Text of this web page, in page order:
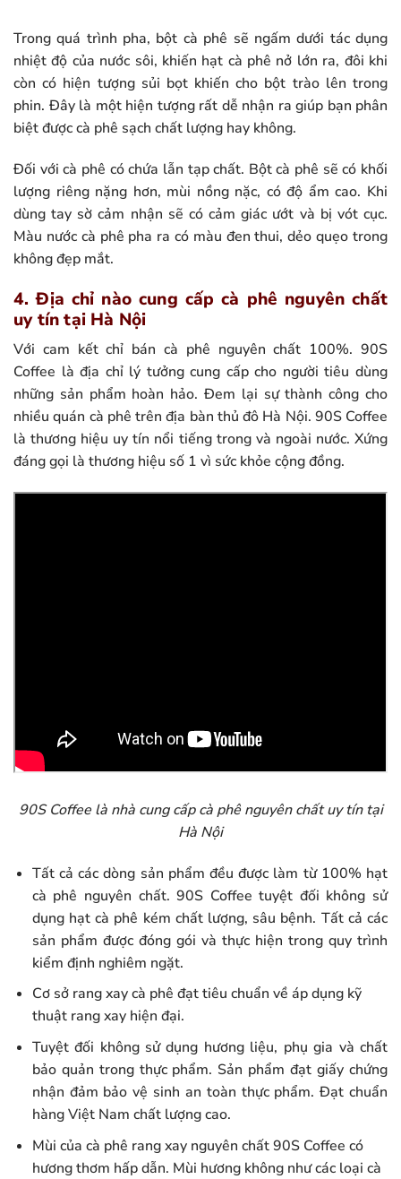
Trong quá trình pha, bột cà phê sẽ ngấm dưới tác dụng
nhiệt độ của nước sôi, khiến hạt cà phê nở lớn ra, đôi khi
còn có hiện tượng sủi bọt khiến cho bột trào lên trong
phin. Đây là một hiện tượng rất dễ nhận ra giúp bạn phân
biệt được cà phê sạch chất lượng hay không.
Đối với cà phê có chứa lẫn tạp chất. Bột cà phê sẽ có khối
lượng riêng nặng hơn, mùi nồng nặc, có độ ẩm cao. Khi
dùng tay sờ cảm nhận sẽ có cảm giác ướt và bị vót cục.
Màu nước cà phê pha ra có màu đen thui, dẻo quẹo trong
không đẹp mắt.
4. Địa chỉ nào cung cấp cà phê nguyên chất
uy tín tại Hà Nội
Với cam kết chỉ bán cà phê nguyên chất 100%. 90S
Coffee là địa chỉ lý tưởng cung cấp cho người tiêu dùng
những sản phẩm hoàn hảo. Đem lại sự thành công cho
nhiều quán cà phê trên địa bàn thủ đô Hà Nội. 90S Coffee
là thương hiệu uy tín nổi tiếng trong và ngoài nước. Xứng
đáng gọi là thương hiệu số 1 vì sức khỏe cộng đồng.
90S Coffee là nhà cung cấp cà phê nguyên chất uy tín tại
Hà Nội
Tất cả các dòng sản phẩm đều được làm từ 100% hạt
cà phê nguyên chất. 90S Coffee tuyệt đối không sử
dụng hạt cà phê kém chất lượng, sâu bệnh. Tất cả các
sản phẩm được đóng gói và thực hiện trong quy trình
kiểm định nghiêm ngặt.
Cơ sở rang xay cà phê đạt tiêu chuẩn về áp dụng kỹ
thuật rang xay hiện đại.
Tuyệt đối không sử dụng hương liệu, phụ gia và chất
bảo quản trong thực phẩm. Sản phẩm đạt giấy chứng
nhận đảm bảo vệ sinh an toàn thực phẩm. Đạt chuẩn
hàng Việt Nam chất lượng cao.
Mùi của cà phê rang xay nguyên chất 90S Coffee có
hương thơm hấp dẫn. Mùi hương không như các loại cà